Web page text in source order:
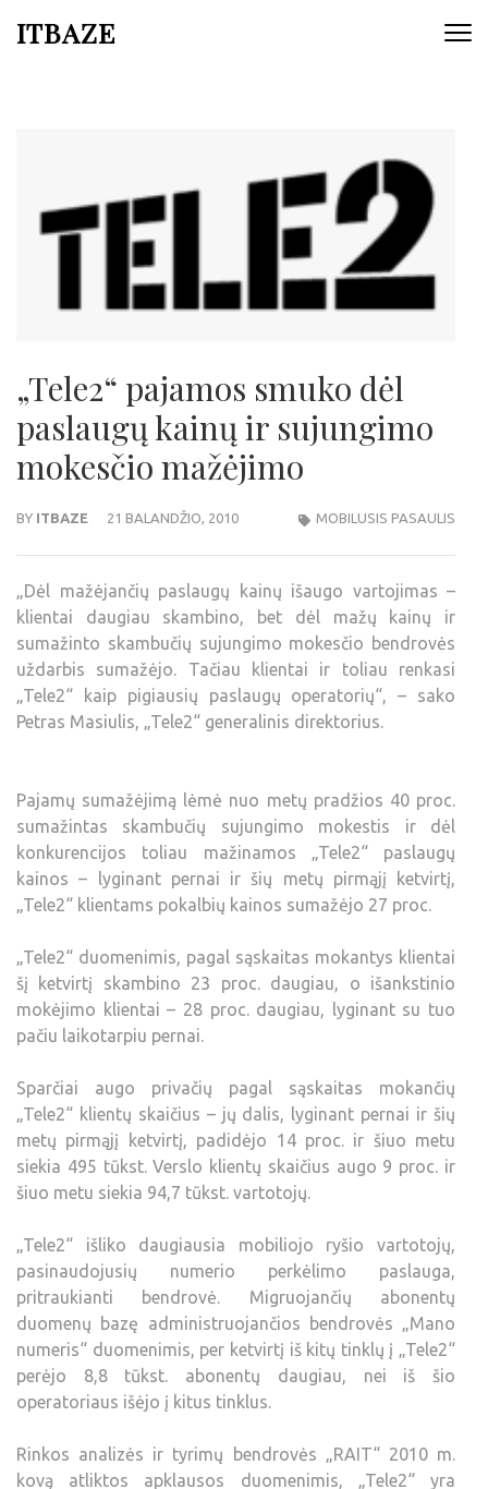
ITBAZE
„Tele2“ pajamos smuko dėl
paslaugų kainų ir sujungimo
mokesčio mažėjimo
BY ITBAZE 21 BALANDŽIO, 2010 MOBILUSIS PASAULIS
„Dėl mažėjančių paslaugų kainų išaugo vartojimas –
klientai daugiau skambino, bet dėl mažų kainų ir
sumažinto skambučių sujungimo mokesčio bendrovės
uždarbis sumažėjo. Tačiau klientai ir toliau renkasi
„Tele2“ kaip pigiausių paslaugų operatorių“, – sako
Petras Masiulis, „Tele2“ generalinis direktorius.
Pajamų sumažėjimą lėmė nuo metų pradžios 40 proc.
sumažintas skambučių sujungimo mokestis ir dėl
konkurencijos toliau mažinamos „Tele2“ paslaugų
kainos – lyginant pernai ir šių metų pirmąjį ketvirtį,
„Tele2“ klientams pokalbių kainos sumažėjo 27 proc.
„Tele2“ duomenimis, pagal sąskaitas mokantys klientai
šį ketvirtį skambino 23 proc. daugiau, o išankstinio
mokėjimo klientai – 28 proc. daugiau, lyginant su tuo
pačiu laikotarpiu pernai.
Sparčiai augo privačių pagal sąskaitas mokančių
„Tele2“ klientų skaičius – jų dalis, lyginant pernai ir šių
metų pirmąjį ketvirtį, padidėjo 14 proc. ir šiuo metu
siekia 495 tūkst. Verslo klientų skaičius augo 9 proc. ir
šiuo metu siekia 94,7 tūkst. vartotojų.
„Tele2“ išliko daugiausia mobiliojo ryšio vartotojų,
pasinaudojusių numerio perkėlimo paslauga,
pritraukianti bendrovė. Migruojančių abonentų
duomenų bazę administruojančios bendrovės „Mano
numeris“ duomenimis, per ketvirtį iš kitų tinklų į „Tele2“
perėjo 8,8 tūkst. abonentų daugiau, nei iš šio
operatoriaus išėjo į kitus tinklus.
Rinkos analizės ir tyrimų bendrovės „RAIT“ 2010 m.
kovą atliktos apklausos duomenimis, „Tele2“ yra